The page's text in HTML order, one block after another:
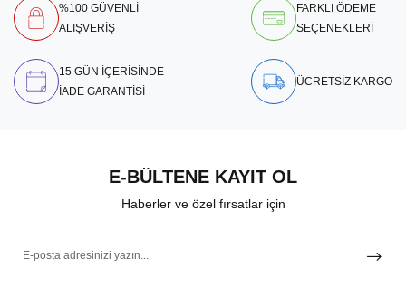
%100 GÜVENLİ
ALIŞVERİŞ
FARKLI ÖDEME
SEÇENEKLERİ
15 GÜN İÇERİSİNDE
İADE GARANTİSİ
ÜCRETSİZ KARGO
E-BÜLTENE KAYIT OL
Haberler ve özel fırsatlar için